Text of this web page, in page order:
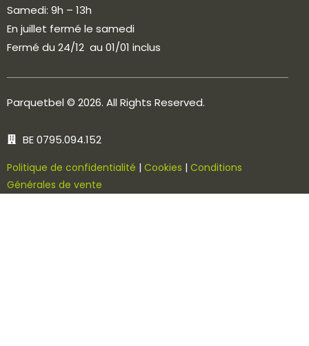
Samedi: 9h – 13h
En juillet fermé le samedi
Fermé du 24/12 au 01/01 inclus
Parquetbel © 2026. All Rights Reserved.
BE 0795.094.152
Politique de confidentialité | Cookies | Conditions
Générales de vente